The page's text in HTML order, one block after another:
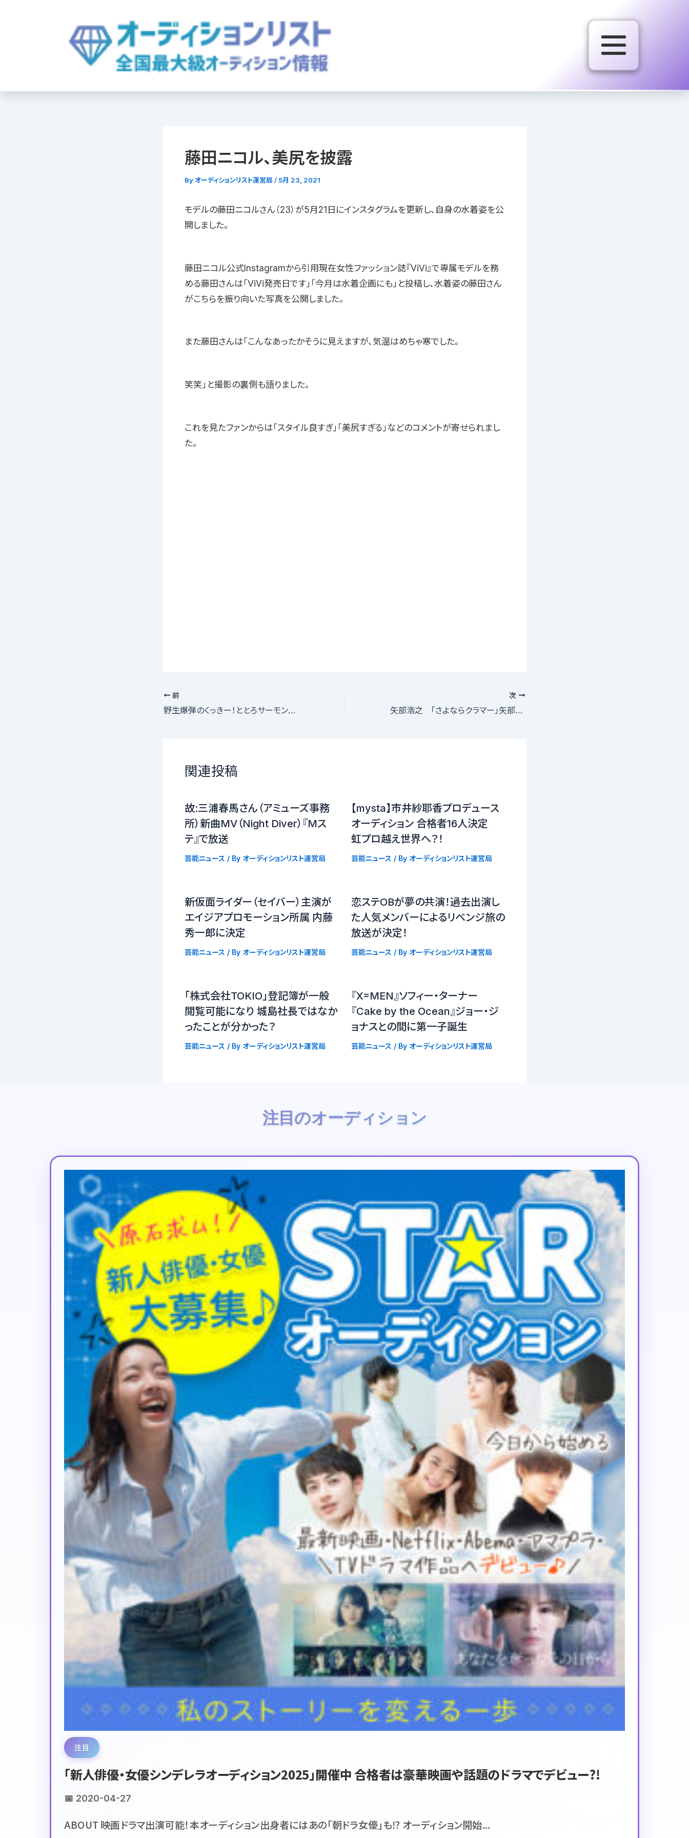
藤田ニコル、美尻を披露
By オーディションリスト運営局 / 5月 23, 2021
モデルの藤田ニコルさん（23）が5月21日にインスタグラムを更新し、自身の水着姿を公
開しました。
藤田ニコル公式Instagramから引用現在女性ファッション誌『ViVi』で専属モデルを務
める藤田さんは「ViVi発売日です」「今月は水着企画にも」と投稿し、水着姿の藤田さん
がこちらを振り向いた写真を公開しました。
また藤田さんは「こんなあったかそうに見えますが、気温はめちゃ寒でした。
笑笑」と撮影の裏側も語りました。
これを見たファンからは「スタイル良すぎ」「美尻すぎる」などのコメントが寄せられまし
た。
前
野生爆弾のくっきー！ととろサーモンの久保田かずのぶがコンビの共通点を発見
次
矢部浩之 「さよならクラマー」矢部先生役で声優に初挑戦！
関連投稿
故:三浦春馬さん（アミューズ事務
所）新曲MV（Night Diver）『Mス
テ』で放送
芸能ニュース / By オーディションリスト運営局
【mysta】市井紗耶香プロデュース
オーディション 合格者16人決定
虹プロ越え世界へ？！
芸能ニュース / By オーディションリスト運営局
新仮面ライダー（セイバー）主演が
エイジアプロモーション所属 内藤
秀一郎に決定
芸能ニュース / By オーディションリスト運営局
恋ステOBが夢の共演！過去出演し
た人気メンバーによるリベンジ旅の
放送が決定！
芸能ニュース / By オーディションリスト運営局
「株式会社TOKIO」登記簿が一般
閲覧可能になり 城島社長ではなか
ったことが分かった？
芸能ニュース / By オーディションリスト運営局
『X=MEN』ソフィー・ターナー
『Cake by the Ocean』ジョー・ジ
ョナスとの間に第一子誕生
芸能ニュース / By オーディションリスト運営局
注目のオーディション
注目
「新人俳優・女優シンデレラオーディション2025」開催中 合格者は豪華映画や話題のドラマでデビュー?!
📅 2020-04-27
ABOUT 映画ドラマ出演可能！本オーディション出身者にはあの「朝ドラ女優」も⁉ オーディション開始...